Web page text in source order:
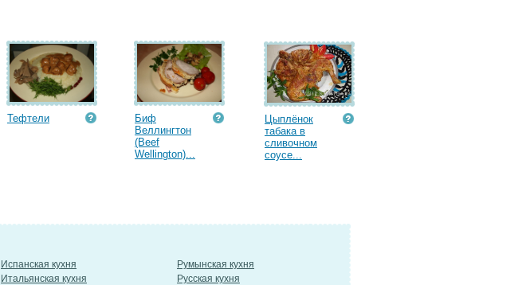
Тефтели
Биф
Веллингтон
(Beef
Wellington)...
Цыплёнок
табака в
сливочном
соусе...
Испанская кухня
Итальянская кухня
Румынская кухня
Русская кухня